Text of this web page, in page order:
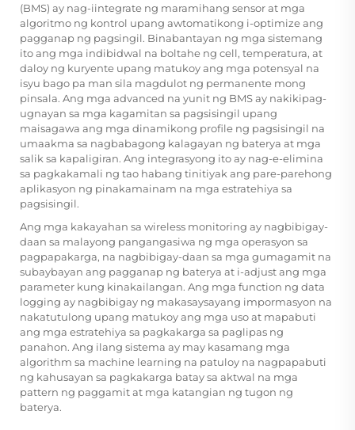
(BMS) ay nag-iintegrate ng maramihang sensor at mga
algoritmo ng kontrol upang awtomatikong i-optimize ang
pagganap ng pagsingil. Binabantayan ng mga sistemang
ito ang mga indibidwal na boltahe ng cell, temperatura, at
daloy ng kuryente upang matukoy ang mga potensyal na
isyu bago pa man sila magdulot ng permanente mong
pinsala. Ang mga advanced na yunit ng BMS ay nakikipag-
ugnayan sa mga kagamitan sa pagsisingil upang
maisagawa ang mga dinamikong profile ng pagsisingil na
umaakma sa nagbabagong kalagayan ng baterya at mga
salik sa kapaligiran. Ang integrasyong ito ay nag-e-elimina
sa pagkakamali ng tao habang tinitiyak ang pare-parehong
aplikasyon ng pinakamainam na mga estratehiya sa
pagsisingil.
Ang mga kakayahan sa wireless monitoring ay nagbibigay-
daan sa malayong pangangasiwa ng mga operasyon sa
pagpapakarga, na nagbibigay-daan sa mga gumagamit na
subaybayan ang pagganap ng baterya at i-adjust ang mga
parameter kung kinakailangan. Ang mga function ng data
logging ay nagbibigay ng makasaysayang impormasyon na
nakatutulong upang matukoy ang mga uso at mapabuti
ang mga estratehiya sa pagkakarga sa paglipas ng
panahon. Ang ilang sistema ay may kasamang mga
algorithm sa machine learning na patuloy na nagpapabuti
ng kahusayan sa pagkakarga batay sa aktwal na mga
pattern ng paggamit at mga katangian ng tugon ng
baterya.